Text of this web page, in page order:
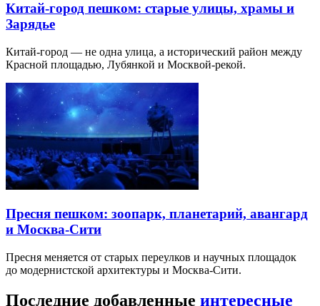
Китай-город пешком: старые улицы, храмы и
Зарядье
Китай-город — не одна улица, а исторический район между
Красной площадью, Лубянкой и Москвой-рекой.
Пресня пешком: зоопарк, планетарий, авангард
и Москва-Сити
Пресня меняется от старых переулков и научных площадок
до модернистской архитектуры и Москва-Сити.
Последние добавленные интересные